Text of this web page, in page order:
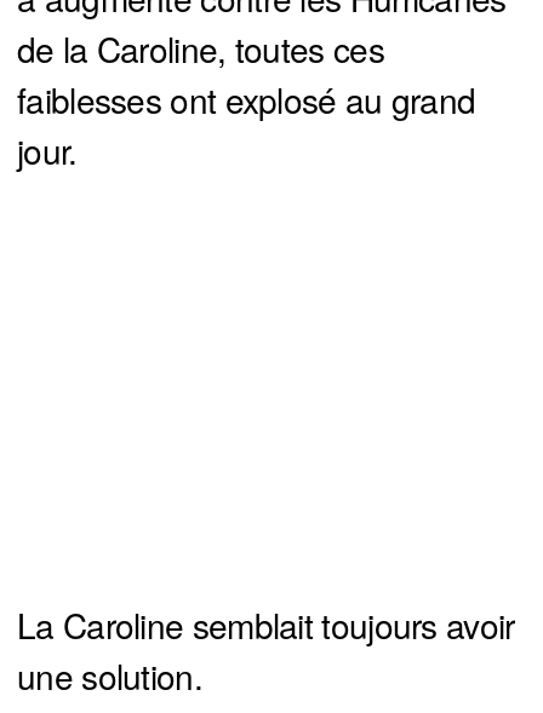
de la Caroline, toutes ces
faiblesses ont explosé au grand
jour.
La Caroline semblait toujours avoir
une solution.